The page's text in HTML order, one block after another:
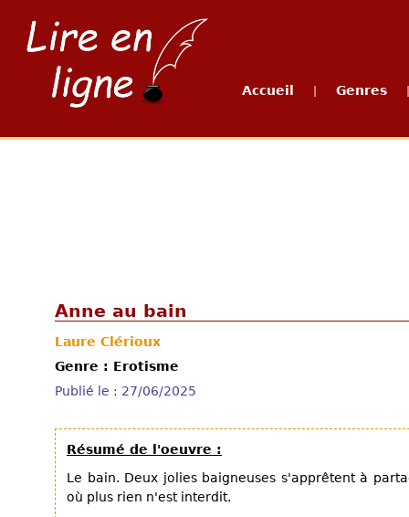
Accueil Genres
Anne au bain
Laure Clérioux
Genre : Erotisme
Publié le : 27/06/2025
Résumé de l'oeuvre :
Le bain. Deux jolies baigneuses s'apprêtent à
où plus rien n'est interdit.